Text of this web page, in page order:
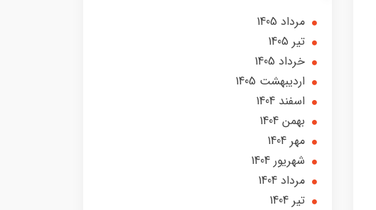
مرداد 1405
تير 1405
خرداد 1405
ارديبهشت 1405
اسفند 1404
بهمن 1404
مهر 1404
شهریور 1404
مرداد 1404
تير 1404